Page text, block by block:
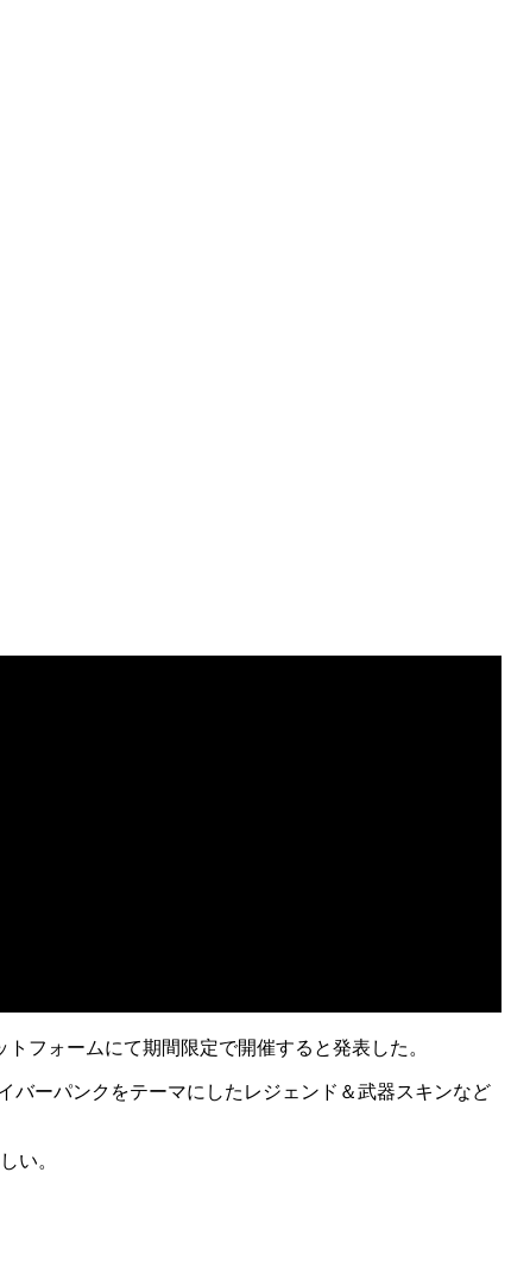
トフォームにて期間限定で開催すると発表した。
バーパンクをテーマにした レジェンド＆武器スキンなど
い。